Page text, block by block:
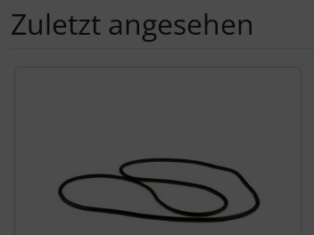
Zuletzt angesehen